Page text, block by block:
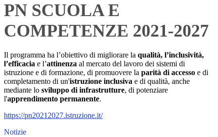
PN SCUOLA E
COMPETENZE 2021-2027
Il programma ha l’obiettivo di migliorare la qualità, l’inclusività,
l’efficacia e l’attinenza al mercato del lavoro dei sistemi di
istruzione e di formazione, di promuovere la parità di accesso e di
completamento di un'istruzione inclusiva e di qualità, anche
mediante lo sviluppo di infrastrutture, di potenziare
l'apprendimento permanente.
https://pn20212027.istruzione.it/
Notizie